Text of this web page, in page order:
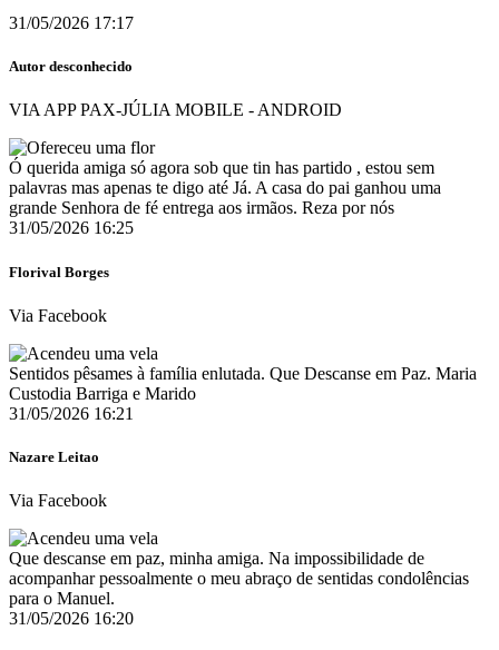
31/05/2026 17:17
Autor desconhecido
VIA APP PAX-JÚLIA MOBILE - ANDROID
Ó querida amiga só agora sob que tin has partido , estou sem
palavras mas apenas te digo até Já. A casa do pai ganhou uma
grande Senhora de fé entrega aos irmãos. Reza por nós
31/05/2026 16:25
Florival Borges
Via Facebook
Sentidos pêsames à família enlutada. Que Descanse em Paz. Maria
Custodia Barriga e Marido
31/05/2026 16:21
Nazare Leitao
Via Facebook
Que descanse em paz, minha amiga. Na impossibilidade de
acompanhar pessoalmente o meu abraço de sentidas condolências
para o Manuel.
31/05/2026 16:20